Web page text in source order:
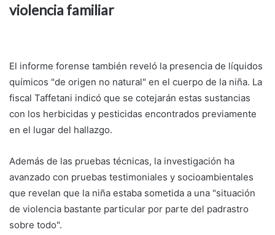
violencia familiar
El informe forense también reveló la presencia de líquidos
químicos "de origen no natural" en el cuerpo de la niña. La
fiscal Taffetani indicó que se cotejarán estas sustancias
con los herbicidas y pesticidas encontrados previamente
en el lugar del hallazgo.
Además de las pruebas técnicas, la investigación ha
avanzado con pruebas testimoniales y socioambientales
que revelan que la niña estaba sometida a una "situación
de violencia bastante particular por parte del padrastro
sobre todo".